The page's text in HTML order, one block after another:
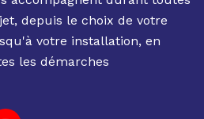
depuis le choix de votre
votre installation, en
les démarches